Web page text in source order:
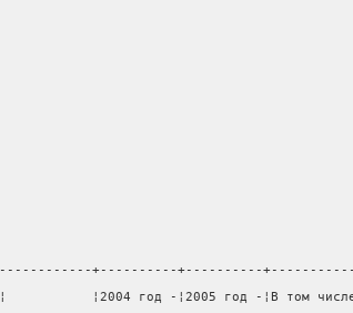
------------+----------+----------
¦           ¦2004 год -¦2005 год -¦В